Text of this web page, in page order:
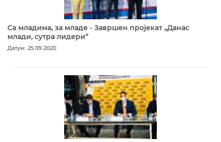
Са младима, за младе - Завршен пројекат „Данас
млади, сутра лидери”
Датум: 25.09.2020